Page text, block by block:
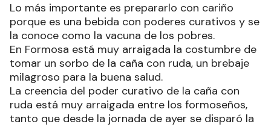
Lo más importante es prepararlo con cariño
porque es una bebida con poderes curativos y se
la conoce como la vacuna de los pobres.
En Formosa está muy arraigada la costumbre de
tomar un sorbo de la caña con ruda, un brebaje
milagroso para la buena salud.
La creencia del poder curativo de la caña con
ruda está muy arraigada entre los formoseños,
tanto que desde la jornada de ayer se disparó la